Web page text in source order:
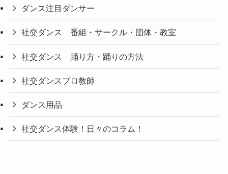
ダンス注目ダンサー
社交ダンス 番組・サークル・団体・教室
社交ダンス 踊り方・踊りの方法
社交ダンスプロ教師
ダンス用品
社交ダンス体験！日々のコラム！